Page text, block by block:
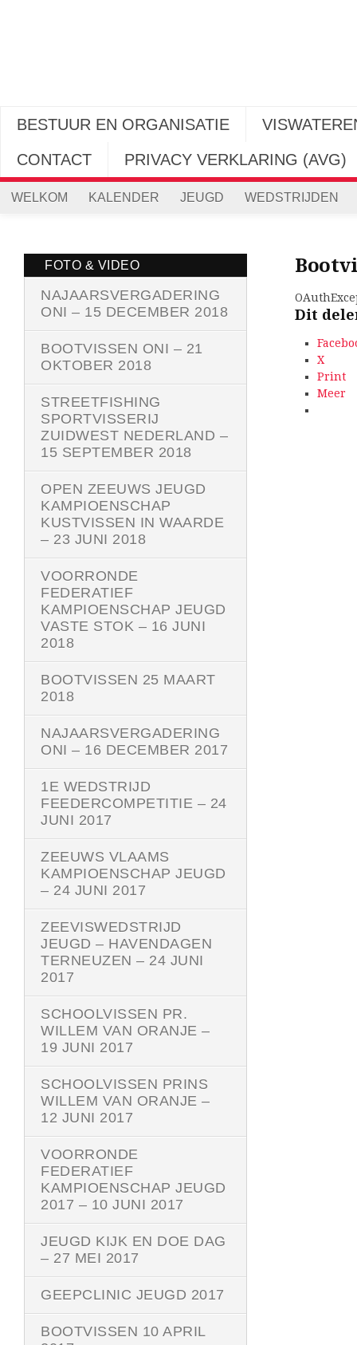
BESTUUR EN ORGANISATIE
CONTACT
PRIVACY VERKLARING (AVG)
WELKOM KALENDER JEUGD WEDSTRIJDEN
Dit
X
Print
Meer
FOTO & VIDEO
NAJAARSVERGADERING
ONI – 15 DECEMBER 2018
BOOTVISSEN ONI – 21
OKTOBER 2018
STREETFISHING
SPORTVISSERIJ
ZUIDWEST NEDERLAND –
15 SEPTEMBER 2018
OPEN ZEEUWS JEUGD
KAMPIOENSCHAP
KUSTVISSEN IN WAARDE
– 23 JUNI 2018
VOORRONDE
FEDERATIEF
KAMPIOENSCHAP JEUGD
VASTE STOK – 16 JUNI
2018
BOOTVISSEN 25 MAART
2018
NAJAARSVERGADERING
ONI – 16 DECEMBER 2017
1E WEDSTRIJD
FEEDERCOMPETITIE – 24
JUNI 2017
ZEEUWS VLAAMS
KAMPIOENSCHAP JEUGD
– 24 JUNI 2017
ZEEVISWEDSTRIJD
JEUGD – HAVENDAGEN
TERNEUZEN – 24 JUNI
2017
SCHOOLVISSEN PR.
WILLEM VAN ORANJE –
19 JUNI 2017
SCHOOLVISSEN PRINS
WILLEM VAN ORANJE –
12 JUNI 2017
VOORRONDE
FEDERATIEF
KAMPIOENSCHAP JEUGD
2017 – 10 JUNI 2017
JEUGD KIJK EN DOE DAG
– 27 MEI 2017
GEEPCLINIC JEUGD 2017
BOOTVISSEN 10 APRIL